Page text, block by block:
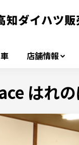
店舗情報
はれ